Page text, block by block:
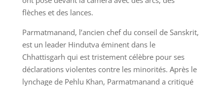
flèches et des lances.
Parmatmanand, l’ancien chef du conseil de Sanskrit,
est un leader Hindutva éminent dans le
Chhattisgarh qui est tristement célèbre pour ses
déclarations violentes contre les minorités. Après le
lynchage de Pehlu Khan, Parmatmanand a critiqué